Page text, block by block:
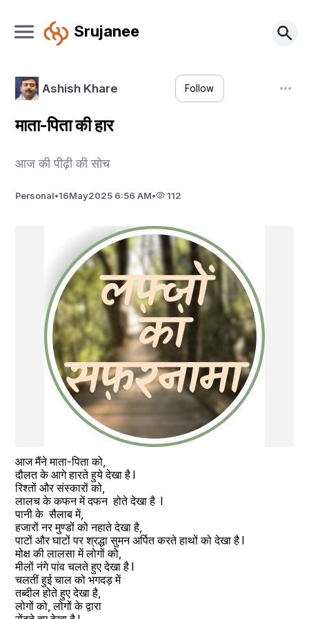
Srujanee
Ashish Khare Follow
माता-पिता की हार
आज की पीढ़ी की सोच
Personal•16May2025 6:56 AM• 112
आज मैंने माता-पिता को,
दौलत के आगे हारते हुये देखा है l
रिश्तों और संस्कारों को,
लालच के कफन में दफन  होते देखा है  l
पानी के  सैलाब में,
हजारों नर मुण्डों को नहाते देखा है,
पाटों और घाटों पर श्रद्धा सुमन अर्पित करते हाथों को देखा है l
मोक्ष की लालसा में लोगों को,
मीलों नंगे पांव चलते हुए देखा है l
चलतीं हुई चाल को भगदड़ में
तब्दील होते हुए देखा है,
लोगों को, लोगों के द्वारा